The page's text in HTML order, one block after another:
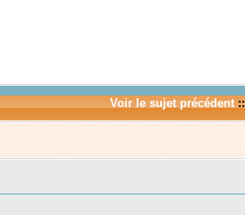
Voir le sujet précédent::